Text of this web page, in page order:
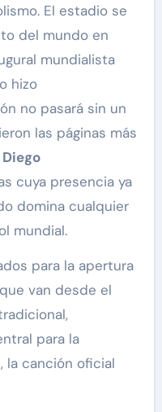
El estadio se
del mundo en
mundialista
hizo
no pasará sin un
las páginas más
Diego
cuya presencia ya
domina cualquier
mundial.
para la apertura
van desde el
para la
, la canción oficial